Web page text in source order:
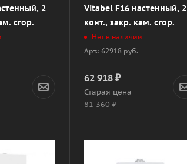
2
сгор.
Vitabel F16 настенный, 2
конт., закр. кам. сгор.
Нет в наличии
Арт.: 62918 руб.
62 918 ₽
Старая цена
81 360₽